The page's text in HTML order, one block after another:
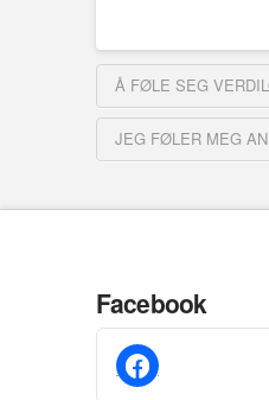
Å FØLE SEG
JEG FØLER MEG
Facebook
facebook